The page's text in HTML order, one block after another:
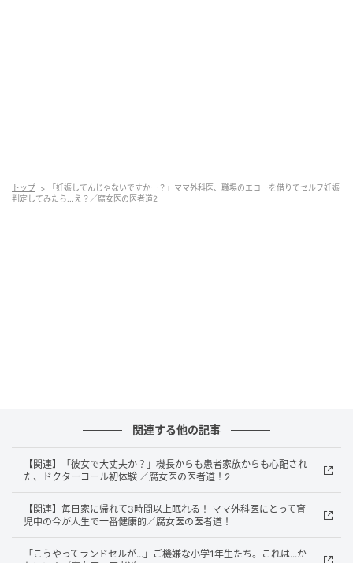
トップ
「妊娠してんじゃないですかー？」ママ外科医、職場のエコーを借りてセルフ妊娠
判定してみたら...え？／腐女医の医者道2
関連する他の記事
【関連】「彼女で大丈夫か？」機長からも患者家族からも心配され
た、ドクターコール初体験 ／腐女医の医者道！2
【関連】毎日家に帰れて3時間以上眠れる！ ママ外科医にとって育
児中の今が人生で一番健康的／腐女医の医者道！
「こうやってランドセルが...」ご機嫌な小学1年生たち。これは...か